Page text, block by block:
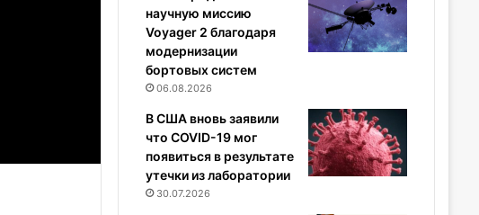
научную миссию
Voyager 2 благодаря
модернизации
бортовых систем
06.08.2026
В США вновь заявили
что COVID-19 мог
появиться в результате
утечки из лаборатории
30.07.2026